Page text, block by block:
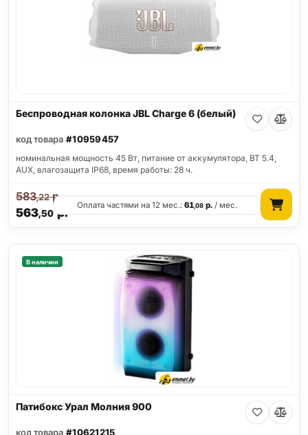
Беспроводная колонка JBL Charge 6 (белый)
код товара #10959457
номинальная мощность 45 Вт, питание от аккумулятора, BT 5.4,
AUX, влагозащита IP68, время работы: 28 ч.
563,50р.
583,22р.
Оплата частями на 12 мес.:61,08 р. / мес.
В наличии
Патибокс Урал Молния 900
код товара #10621215